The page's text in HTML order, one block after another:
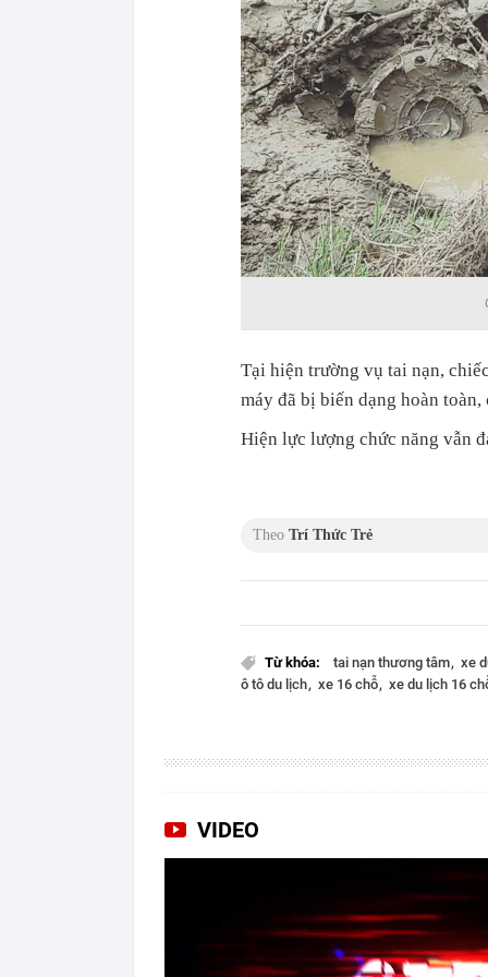
Tại hiện trường vụ tai nạn,
máy đã bị biến dạng hoàn
Hiện lực lượng chức năng vẫn
Theo Trí Thức Trẻ
Từ khóa: tai nạn thương tâm xe
ô tô du lịch xe 16 chỗ xe du lịch 16
VIDEO